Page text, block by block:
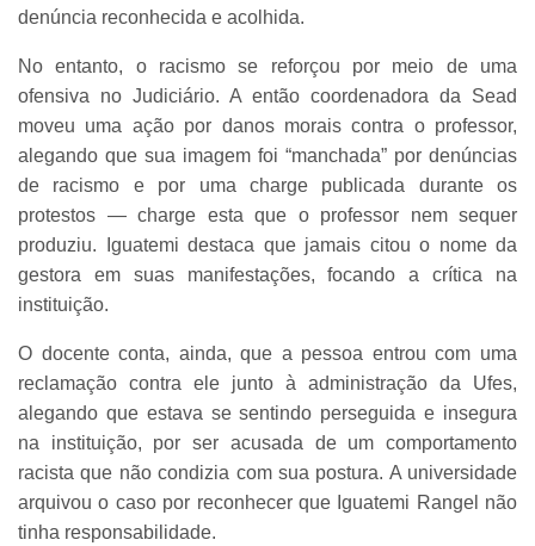
denúncia reconhecida e acolhida.
No entanto, o racismo se reforçou por meio de uma
ofensiva no Judiciário. A então coordenadora da Sead
moveu uma ação por danos morais contra o professor,
alegando que sua imagem foi “manchada” por denúncias
de racismo e por uma charge publicada durante os
protestos — charge esta que o professor nem sequer
produziu. Iguatemi destaca que jamais citou o nome da
gestora em suas manifestações, focando a crítica na
instituição.
O docente conta, ainda, que a pessoa entrou com uma
reclamação contra ele junto à administração da Ufes,
alegando que estava se sentindo perseguida e insegura
na instituição, por ser acusada de um comportamento
racista que não condizia com sua postura. A universidade
arquivou o caso por reconhecer que Iguatemi Rangel não
tinha responsabilidade.